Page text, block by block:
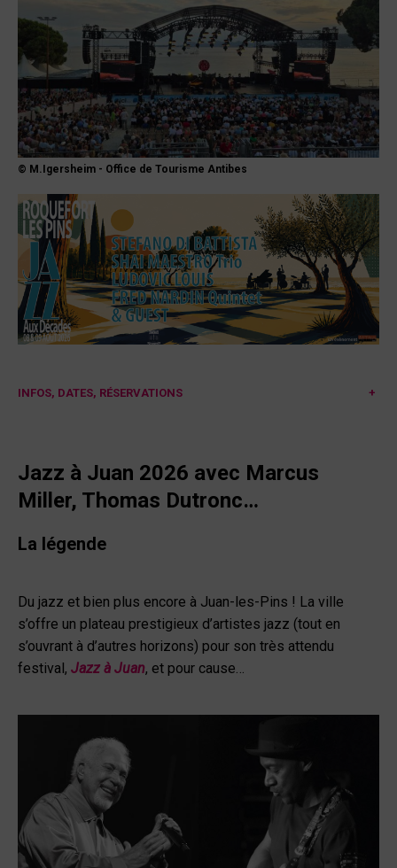
© M.Igersheim - Office de Tourisme Antibes
INFOS, DATES, RÉSERVATIONS +
Jazz à Juan 2026 avec Marcus
Miller, Thomas Dutronc…
La légende
Du jazz et bien plus encore à Juan-les-Pins ! La ville
s’offre un plateau prestigieux d’artistes jazz (tout en
s’ouvrant à d’autres horizons) pour son très attendu
festival, Jazz à Juan, et pour cause…